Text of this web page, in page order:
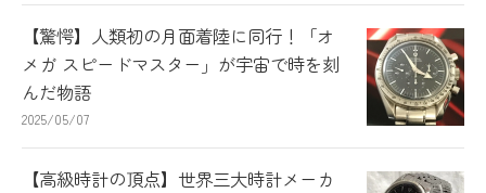
【驚愕】人類初の月面着陸に同行！「オ
メガ スピードマスター」が宇宙で時を刻
んだ物語
2025/05/07
【高級時計の頂点】世界三大時計メーカ